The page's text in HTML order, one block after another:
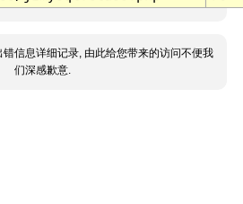
错信息详细记录, 由此给您带来的访问不便我
们深感歉意.